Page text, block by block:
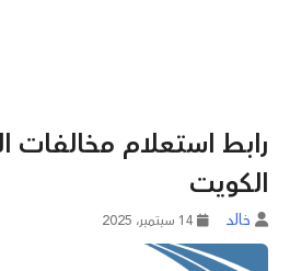
رابط استعلام مخالفات
الكويت
خالد